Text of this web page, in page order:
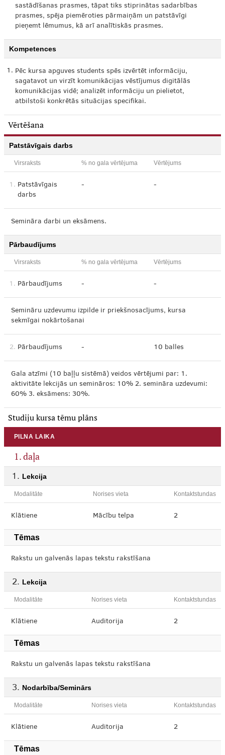
sastādīšanas prasmes, tāpat tiks stiprinātas sadarbības
prasmes, spēja piemēroties pārmaiņām un patstāvīgi
pieņemt lēmumus, kā arī analītiskās prasmes.
Kompetences
1. Pēc kursa apguves students spēs izvērtēt informāciju,
sagatavot un virzīt komunikācijas vēstījumus digitālās
komunikācijas vidē; analizēt informāciju un pielietot,
atbilstoši konkrētās situācijas specifikai.
Vērtēšana
Patstāvīgais darbs
Virsraksts % no gala vērtējuma Vērtējums
1. Patstāvīgais
darbs
- -
Semināra darbi un eksāmens.
Pārbaudījums
Virsraksts % no gala vērtējuma Vērtējums
1. Pārbaudījums - -
Semināru uzdevumu izpilde ir priekšnosacījums, kursa
sekmīgai nokārtošanai
2. Pārbaudījums - 10 balles
Gala atzīmi (10 baļļu sistēmā) veidos vērtējumi par: 1.
aktivitāte lekcijās un semināros: 10% 2. semināra uzdevumi:
60% 3. eksāmens: 30%.
Studiju kursa tēmu plāns
PILNA LAIKA
1. daļa
Lekcija
Modalitāte Norises vieta Kontaktstundas
Klātiene Mācību telpa 2
Tēmas
Rakstu un galvenās lapas tekstu rakstīšana
Lekcija
Modalitāte Norises vieta Kontaktstundas
Klātiene Auditorija 2
Tēmas
Rakstu un galvenās lapas tekstu rakstīšana
Nodarbība/Seminārs
Modalitāte Norises vieta Kontaktstundas
Klātiene Auditorija 2
Tēmas